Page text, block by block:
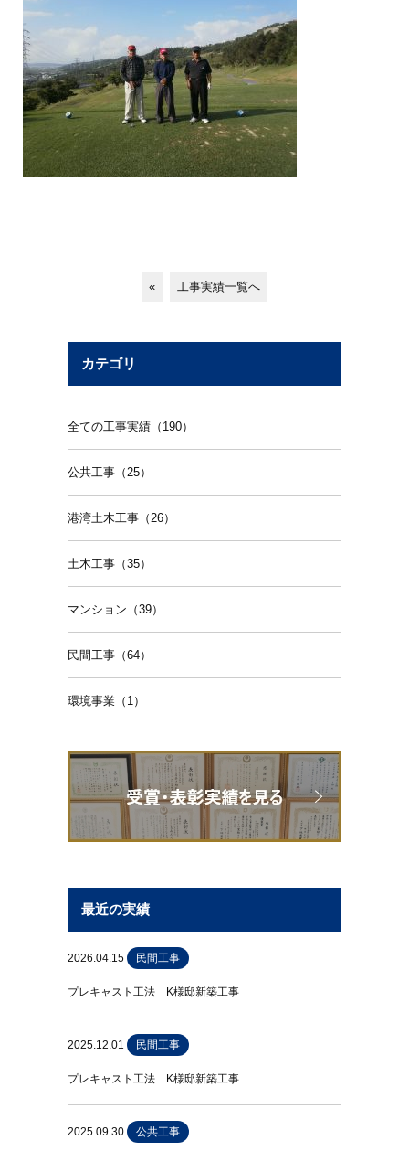
« 工事実績一覧へ
カテゴリ
全ての工事実績（190）
公共工事（25）
港湾土木工事（26）
土木工事（35）
マンション（39）
民間工事（64）
環境事業（1）
最近の実績
2026.04.15 民間工事
プレキャスト工法 K様邸新築工事
2025.12.01 民間工事
プレキャスト工法 K様邸新築工事
2025.09.30 公共工事